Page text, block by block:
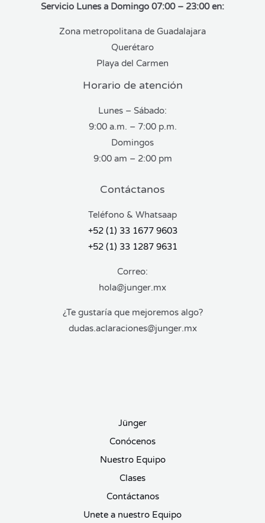
n
e
Servicio Lunes a Domingo 07:00 – 23:00 en:
Zona metropolitana de Guadalajara
Querétaro
Playa del Carmen
Horario de atención
Lunes – Sábado:
9:00 a.m. – 7:00 p.m.
Domingos
9:00 am – 2:00 pm
Contáctanos
Teléfono & Whatsaap
+52 (1) 33 1677 9603
+52 (1) 33 1287 9631
Correo:
hola@junger.mx
¿Te gustaría que mejoremos algo?
dudas.aclaraciones@junger.mx
Jünger
Conócenos
Nuestro Equipo
Clases
Contáctanos
Unete a nuestro Equipo